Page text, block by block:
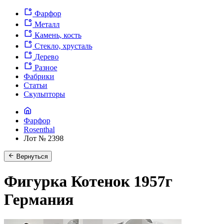
Фарфор
Металл
Камень, кость
Стекло, хрусталь
Дерево
Разное
Фабрики
Статьи
Скульпторы
Фарфор
Rosenthal
Лот № 2398
Вернуться
Фигурка Котенок 1957г
Германия